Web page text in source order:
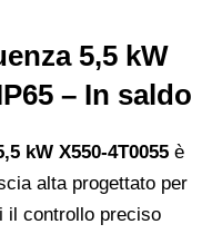
5,5 kW
– In saldo
kW X550-4T0055 è
alta progettato per
il controllo preciso